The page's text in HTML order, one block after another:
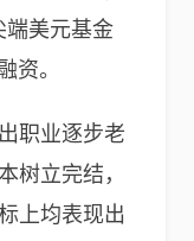
端美元基金
资。
职业逐步老
树立完结，
上均表现出